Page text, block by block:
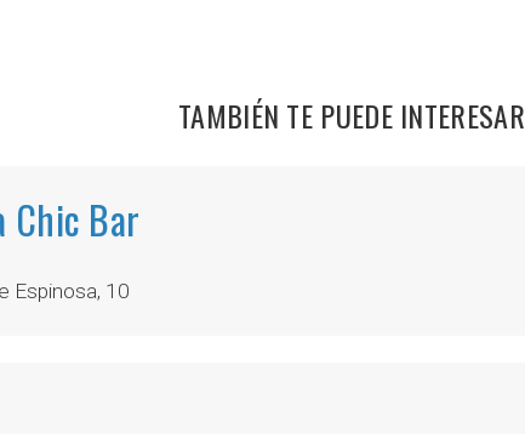
TAMBIÉN TE PUEDE INTERESAR
Chic Bar
Espinosa, 10